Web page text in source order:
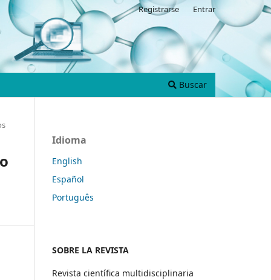
Buscar
Registrarse Entrar
Idioma
English
Español
Português
SOBRE LA REVISTA
Revista científica multidisciplinaria